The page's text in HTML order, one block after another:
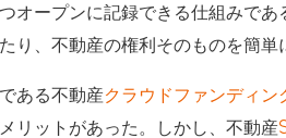
オープンに記録できる仕組みで
り、不動産の権利そのものを簡単
ある不動産クラウドファンディン
リットがあった。しかし、不動産